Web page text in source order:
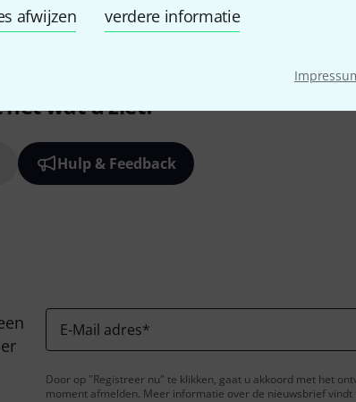
afwijzen verdere informatie
het wat u ziet?
Hulp & Feedback
E-Mail adres*
Door op "Registreer nu" te klikken, gaat u akkoord met het
moment afmelden. Meer informatie over de nieuwsbrief vindt